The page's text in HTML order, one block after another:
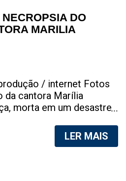
DO
MARILIA
/ internet Fotos
da cantora Marília
morta em um desastre
na internet. A
de fotos do corpo de
LER MAIS